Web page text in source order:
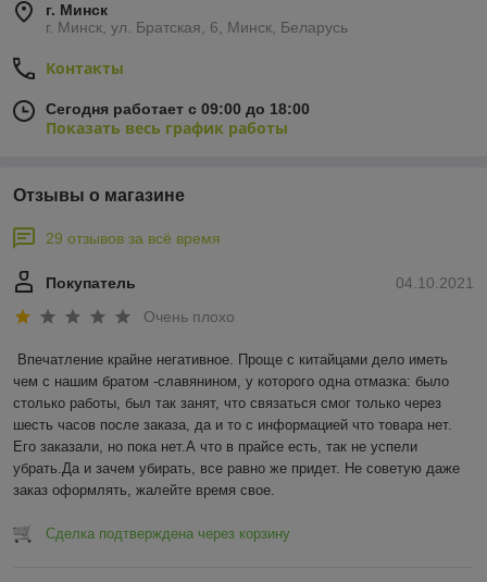
г. Минск
г. Минск, ул. Братская, 6, Минск, Беларусь
Контакты
Сегодня работает с 09:00 до 18:00
Показать весь график работы
Отзывы о магазине
29 отзывов за всё время
04.10.2021
Покупатель
Очень плохо
Впечатление крайне негативное. Проще с китайцами дело иметь
чем с нашим братом -славянином, у которого одна отмазка: было
столько работы, был так занят, что связаться смог только через
шесть часов после заказа, да и то с информацией что товара нет.
Его заказали, но пока нет.А что в прайсе есть, так не успели
убрать.Да и зачем убирать, все равно же придет. Не советую даже
заказ оформлять, жалейте время свое.
Сделка подтверждена через корзину